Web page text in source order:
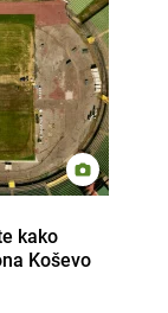
kako
Koševo